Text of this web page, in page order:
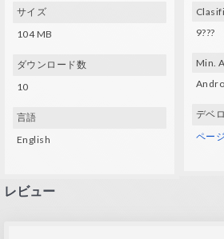
サイズ
104 MB
ダウンロード数
10
言語
English
9???
Min.
デベ
ペー
レビュー